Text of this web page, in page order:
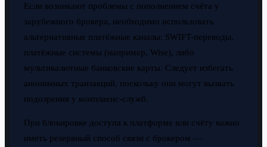
Если возникают проблемы с пополнением счёта у
зарубежного брокера, необходимо использовать
альтернативные платёжные каналы: SWIFT-переводы,
платёжные системы (например, Wise), либо
мультивалютные банковские карты. Следует избегать
анонимных транзакций, поскольку они могут вызвать
подозрения у комплаенс-служб.
При блокировке доступа к платформе или счёту важно
иметь резервный способ связи с брокером —